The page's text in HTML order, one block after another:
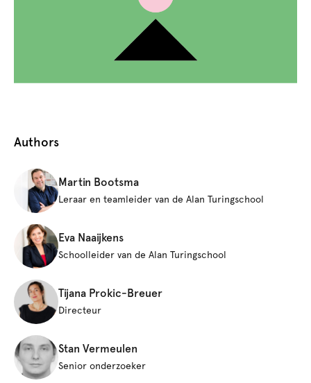
Authors
Martin Bootsma
Leraar en teamleider van de Alan Turingschool
Eva Naaijkens
Schoolleider van de Alan Turingschool
Tijana Prokic-Breuer
Directeur
Stan Vermeulen
Senior onderzoeker